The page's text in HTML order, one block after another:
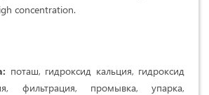
concentration.
поташ, гидроксид кальция, гидроксид
фильтрация, промывка, упарка,